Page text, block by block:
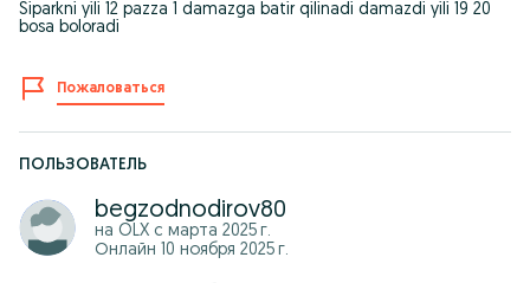
Siparkni yili 12 pazza 1 damazga batir qilinadi damazdi yili 19 20
bosa boloradi
Пожаловаться
ПОЛЬЗОВАТЕЛЬ
begzodnodirov80
на OLX с марта 2025 г.
Онлайн 10 ноября 2025 г.